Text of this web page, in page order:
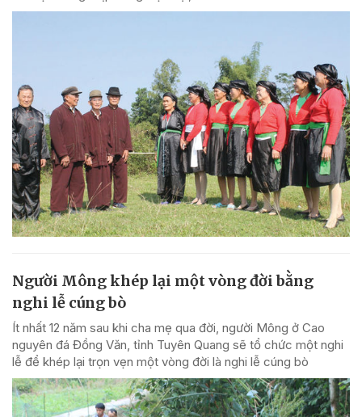
Người Mông khép lại một vòng đời bằng
nghi lễ cúng bò
Ít nhất 12 năm sau khi cha mẹ qua đời, người Mông ở Cao
nguyên đá Đồng Văn, tỉnh Tuyên Quang sẽ tổ chức một nghi
lễ để khép lại trọn vẹn một vòng đời là nghi lễ cúng bò